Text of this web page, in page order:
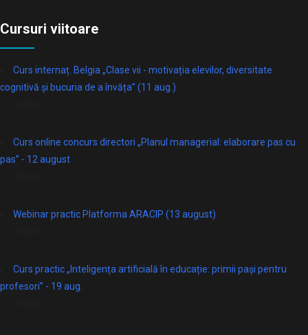
Cursuri viitoare
Curs internaț. Belgia „Clase vii - motivația elevilor, diversitate
cognitivă și bucuria de a învăța” (11 aug.)
Curs online concurs directori „Planul managerial: elaborare pas cu
pas” - 12 august
Webinar practic Platforma ARACIP (13 august)
Curs practic „Inteligența artificială în educație: primii pași pentru
profesori” - 19 aug.